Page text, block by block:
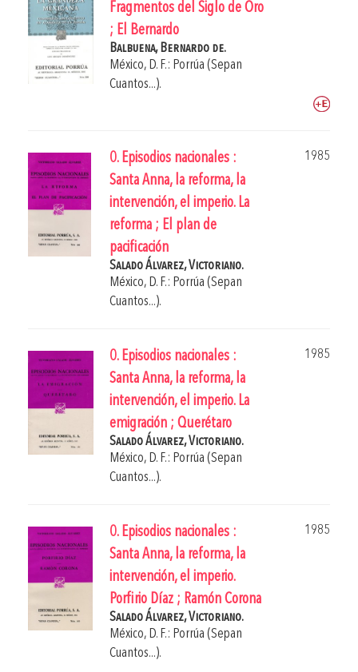
Fragmentos del Siglo de Oro
; El Bernardo
Balbuena, Bernardo de.
México, D. F.: Porrúa (Sepan
Cuantos...).
0. Episodios nacionales :
Santa Anna, la reforma, la
intervención, el imperio. La
reforma ; El plan de
pacificación
1985
Salado Álvarez, Victoriano.
México, D. F.: Porrúa (Sepan
Cuantos...).
0. Episodios nacionales :
Santa Anna, la reforma, la
intervención, el imperio. La
emigración ; Querétaro
1985
Salado Álvarez, Victoriano.
México, D. F.: Porrúa (Sepan
Cuantos...).
0. Episodios nacionales :
Santa Anna, la reforma, la
intervención, el imperio.
Porfirio Díaz ; Ramón Corona
1985
Salado Álvarez, Victoriano.
México, D. F.: Porrúa (Sepan
Cuantos...).